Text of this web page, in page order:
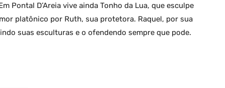
Pontal D’Areia vive ainda Tonho da Lua, que esculpe
platônico por Ruth, sua protetora. Raquel, por sua
suas esculturas e o ofendendo sempre que pode.